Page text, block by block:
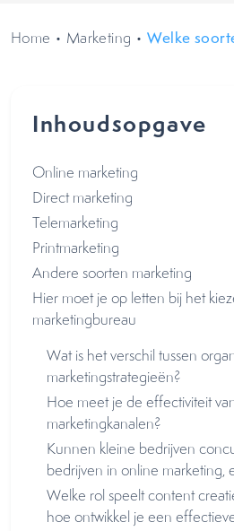
Home • Marketing • Welke
Inhoudsopgave
Online marketing
Direct marketing
Telemarketing
Printmarketing
Andere soorten marketing
Hier moet je op letten bij het
marketingbureau
Wat is het verschil tussen
marketingstrategieën?
Hoe meet je de effectiviteit
marketingkanalen?
Kunnen kleine bedrijven
bedrijven in online marketing,
Welke rol speelt content
hoe ontwikkel je een